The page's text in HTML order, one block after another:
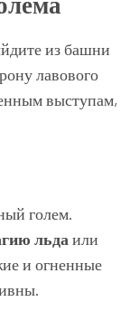
из башни
лавового
выступам,
голем.
льда или
и огненные